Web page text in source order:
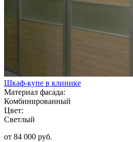
Шкаф-купе в клинике
Материал фасада:
Комбинированный
Цвет:
Светлый
от 84 000 руб.